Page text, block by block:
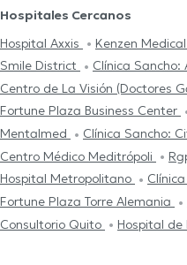
Hospitales Cercanos
Hospital Axxis
Kenzen
Smile District
Clínica Sancho:
Centro de La Visión (Doctores
Fortune Plaza Business Center
Mentalmed
Clínica Sancho:
Centro Médico Meditrópoli
Hospital Metropolitano
Fortune Plaza Torre Alemania
Consultorio Quito
Hospital de